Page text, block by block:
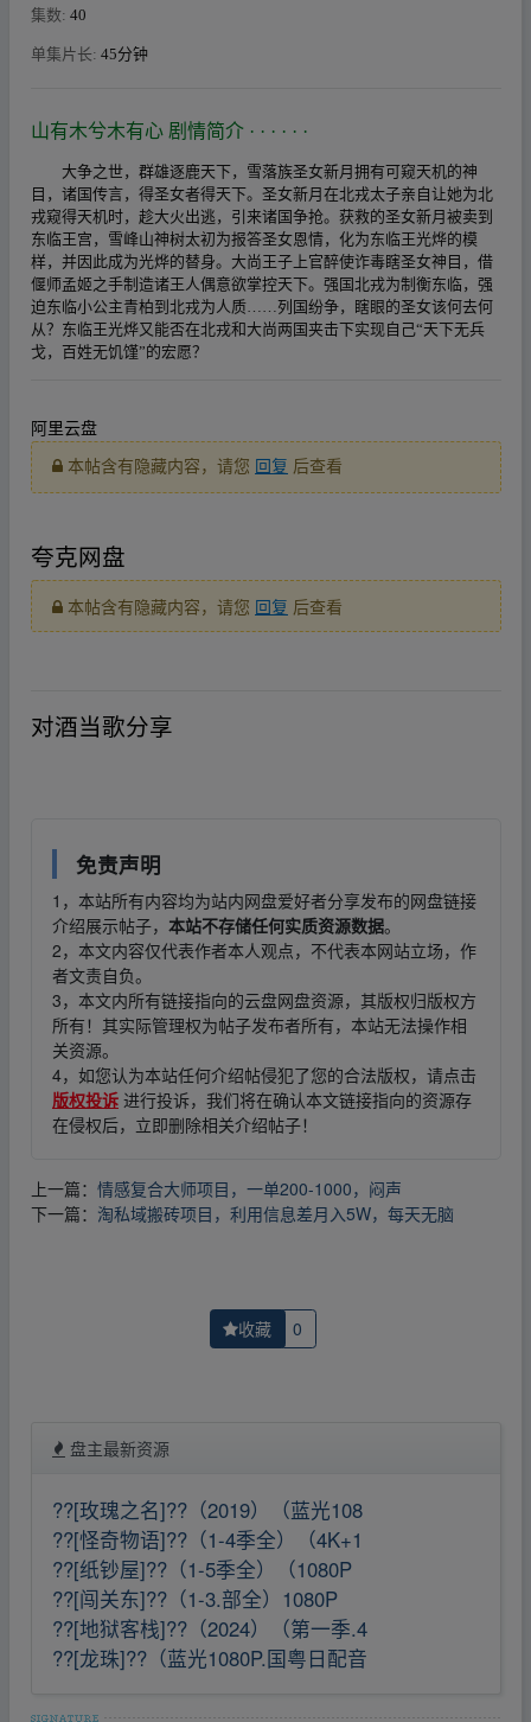
集数: 40
单集片长: 45分钟
山有木兮木有心 剧情简介· · · · · ·
大争之世，群雄逐鹿天下，雪落族圣女新月拥有可窥天机的神
目，诸国传言，得圣女者得天下。圣女新月在北戎太子亲自让她为北
戎窥得天机时，趁大火出逃，引来诸国争抢。获救的圣女新月被卖到
东临王宫，雪峰山神树太初为报答圣女恩情，化为东临王光烨的模
样，并因此成为光烨的替身。大尚王子上官醉使诈毒瞎圣女神目，借
偃师孟姬之手制造诸王人偶意欲掌控天下。强国北戎为制衡东临，强
迫东临小公主青柏到北戎为人质……列国纷争，瞎眼的圣女该何去何
从？东临王光烨又能否在北戎和大尚两国夹击下实现自己“天下无兵
戈，百姓无饥馑”的宏愿？
阿里云盘
本帖含有隐藏内容，请您 回复 后查看
夸克网盘
本帖含有隐藏内容，请您 回复 后查看
对酒当歌分享
免责声明
1，本站所有内容均为站内网盘爱好者分享发布的网盘链接
介绍展示帖子， 本站不存储任何实质资源数据。
2，本文内容仅代表作者本人观点，不代表本网站立场，作
者文责自负。
3，本文内所有链接指向的云盘网盘资源，其版权归版权方
所有！其实际管理权为帖子发布者所有，本站无法操作相
关资源。
4，如您认为本站任何介绍帖侵犯了您的合法版权，请点击
版权投诉 进行投诉，我们将在确认本文链接指向的资源存
在侵权后，立即删除相关介绍帖子！
上一篇： 情感复合大师项目，一单200-1000，闷声
下一篇： 淘私域搬砖项目，利用信息差月入5W，每天无脑
收藏 0
盘主最新资源
??[玫瑰之名]??（2019）（蓝光108
??[怪奇物语]??（1-4季全）（4K+1
??[纸钞屋]??（1-5季全）（1080P
??[闯关东]??（1-3.部全）1080P
??[地狱客栈]??（2024）（第一季.4
??[龙珠]??（蓝光1080P.国粤日配音